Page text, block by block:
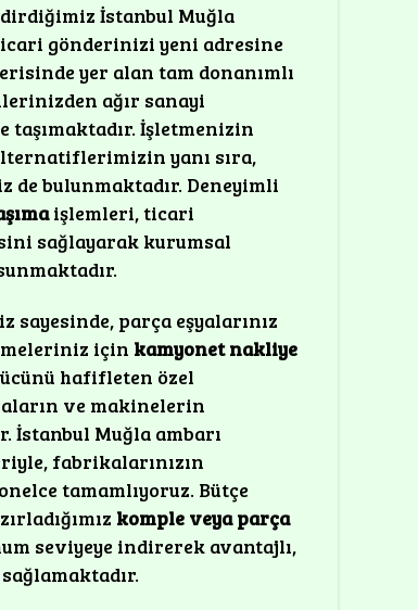
İstanbul Muğla
gönderinizi yeni adresine
yer alan tam donanımlı
ağır sanayi
İşletmenizin
yanı sıra,
de bulunmaktadır. Deneyimli
işlemleri, ticari
sağlayarak kurumsal
sayesinde, parça eşyalarınız
için kamyonet nakliye
hafifleten özel
ve makinelerin
İstanbul Muğla ambarı
fabrikalarınızın
tamamlıyoruz. Bütçe
komple veya parça
seviyeye indirerek avantajlı,